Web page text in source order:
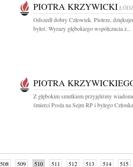
PIOTRA KRZYWICKI
Odszedł dobry Człowiek. Piotrze,
byłeś. Wyrazy głębokiego współczucia z...
PIOTRA
Z głębokim smutkiem przyjęliśmy
śmierci Posła na Sejm RP i byłego
508 509 510 511 512 513 514 515